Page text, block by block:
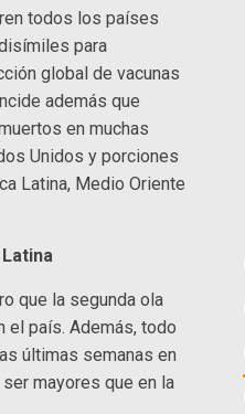
todos los países
para
global de vacunas
además que
en muchas
Unidos y porciones
Latina, Medio Oriente
que la segunda ola
el país. Además, todo
últimas semanas en
mayores que en la